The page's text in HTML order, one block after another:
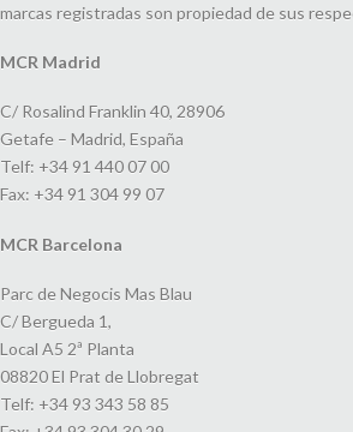
marcas registradas son propiedad de sus
MCR Madrid
C/ Rosalind Franklin 40, 28906
Getafe – Madrid, España
Telf: +34 91 440 07 00
Fax: +34 91 304 99 07
MCR Barcelona
Parc de Negocis Mas Blau
C/ Bergueda 1,
Local A5 2ª Planta
08820 El Prat de Llobregat
Telf: +34 93 343 58 85